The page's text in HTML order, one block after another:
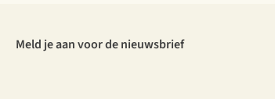
Meld je aan voor de nieuwsbrief